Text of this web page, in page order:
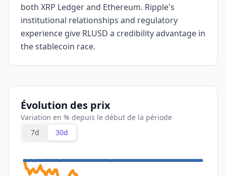
both XRP Ledger and Ethereum. Ripple's
institutional relationships and regulatory
experience give RLUSD a credibility advantage in
the stablecoin race.
Évolution des prix
Variation en % depuis le début de la période
7d
30d